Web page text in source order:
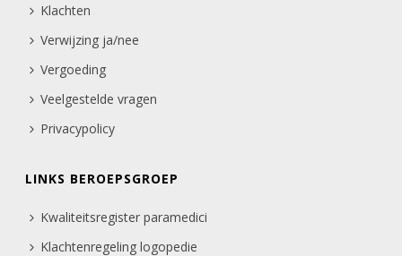
Klachten
Verwijzing ja/nee
Vergoeding
Veelgestelde vragen
Privacypolicy
LINKS BEROEPSGROEP
Kwaliteitsregister paramedici
Klachtenregeling logopedie